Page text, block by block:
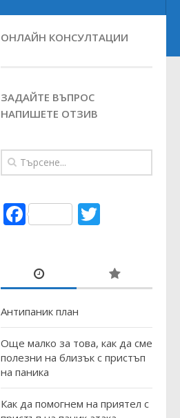
ОНЛАЙН КОНСУЛТАЦИИ
ЗАДАЙТЕ ВЪПРОС
НАПИШЕТЕ ОТЗИВ
Facebook
Антипаник план
Още малко за това, как да сме
полезни на близък с пристъп
на паника
Как да помогнем на приятел с